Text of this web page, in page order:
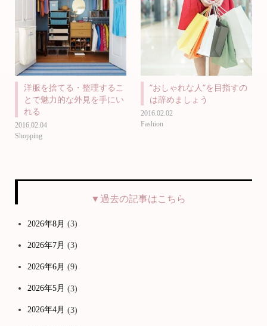
洋服を捨てる・整理するこ
とで魅力的な外見を手にい
れる
2016.02.04
Shopping
”おしゃれな人”を目指すの
は辞めましょう
2016.02.02
Fashion
▼過去の記事はこちら
2026年8月 (3)
2026年7月 (3)
2026年6月 (9)
2026年5月 (3)
2026年4月 (3)